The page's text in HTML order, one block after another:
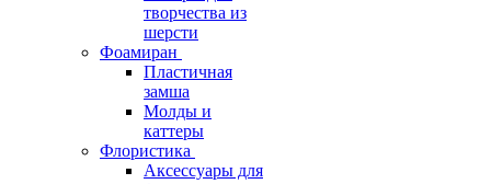
творчества из
шерсти
Фоамиран
Пластичная
замша
Молды и
каттеры
Флористика
Аксессуары для